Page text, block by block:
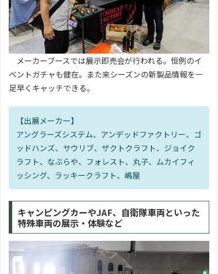
メーカーブースでは展示即売会が行われる。恒例のイ
ベントガチャも健在。また来シーズンの新製品情報を一
足早くキャッチできる。
【出展メーカー】
アングラーズシステム、アンデッドファクトリー、ゴ
ッドハンズ、サウリブ、ザクトクラフト、ジョイク
ラフト、なぶらや、フォレスト、丸子、ムカイフィ
ッシング、ラッキークラフト、嶋屋
キャンピングカーやJAF、自衛隊車両といった
特殊車両の展示・体験など